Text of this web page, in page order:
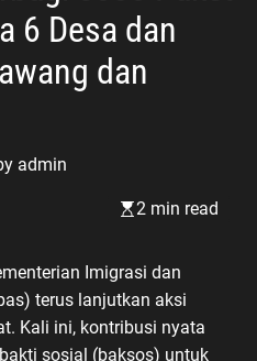
6 Desa dan
dan
admin
2 min read
Imigrasi dan
terus lanjutkan aksi
Kali ini, kontribusi nyata
sosial (baksos) untuk